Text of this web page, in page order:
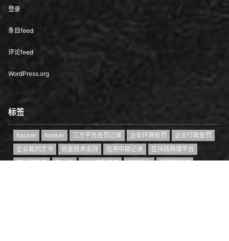
登录
条目feed
评论feed
WordPress.org
标签
hacker honker 三方平台处罚记录 企业环保处罚
企业行政处罚
企业裁判文书
侦查技术支持 信用中国记录
区块链舆情平台
区块链骗局
和太极 大户追款骗局 尚武精神
杀猪盘骗局